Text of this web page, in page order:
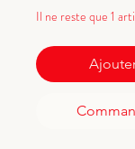
Il ne reste que 1